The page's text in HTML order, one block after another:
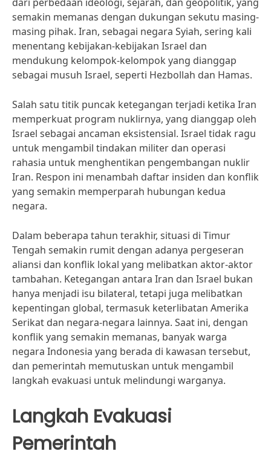
semakin memanas dengan dukungan sekutu masing-
masing pihak. Iran, sebagai negara Syiah, sering kali
menentang kebijakan-kebijakan Israel dan
mendukung kelompok-kelompok yang dianggap
sebagai musuh Israel, seperti Hezbollah dan Hamas.
Salah satu titik puncak ketegangan terjadi ketika Iran
memperkuat program nuklirnya, yang dianggap oleh
Israel sebagai ancaman eksistensial. Israel tidak ragu
untuk mengambil tindakan militer dan operasi
rahasia untuk menghentikan pengembangan nuklir
Iran. Respon ini menambah daftar insiden dan konflik
yang semakin memperparah hubungan kedua
negara.
Dalam beberapa tahun terakhir, situasi di Timur
Tengah semakin rumit dengan adanya pergeseran
aliansi dan konflik lokal yang melibatkan aktor-aktor
tambahan. Ketegangan antara Iran dan Israel bukan
hanya menjadi isu bilateral, tetapi juga melibatkan
kepentingan global, termasuk keterlibatan Amerika
Serikat dan negara-negara lainnya. Saat ini, dengan
konflik yang semakin memanas, banyak warga
negara Indonesia yang berada di kawasan tersebut,
dan pemerintah memutuskan untuk mengambil
langkah evakuasi untuk melindungi warganya.
Langkah Evakuasi
Pemerintah